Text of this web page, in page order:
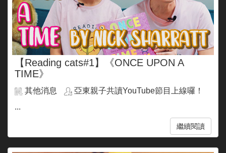
【Reading cats#1】《ONCE UPON A
TIME》
其他消息
亞東親子共讀YouTube節目上線囉！
...
繼續閱讀